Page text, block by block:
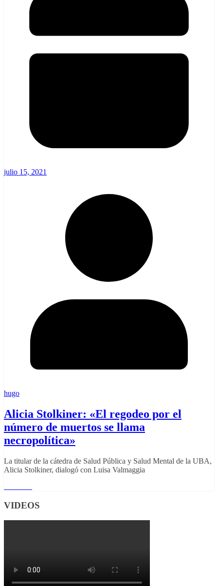
julio 15, 2021
hugo
Alicia Stolkiner: «El regodeo por el
número de muertos se llama
necropolítica»
La titular de la cátedra de Salud Pública y Salud Mental de la UBA,
Alicia Stolkiner, dialogó con Luisa Valmaggia
VIDEOS